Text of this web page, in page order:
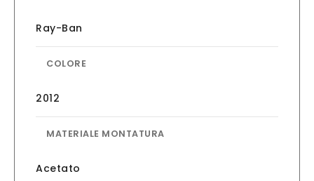
Ray-Ban
COLORE
2012
MATERIALE MONTATURA
Acetato